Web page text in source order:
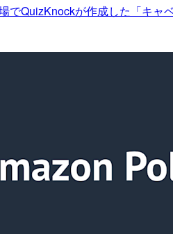
でQuizKnockが作成した「キ